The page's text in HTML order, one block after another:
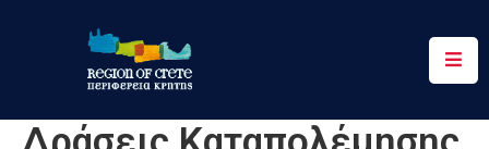
Περιφέρεια
Ενημέρωση